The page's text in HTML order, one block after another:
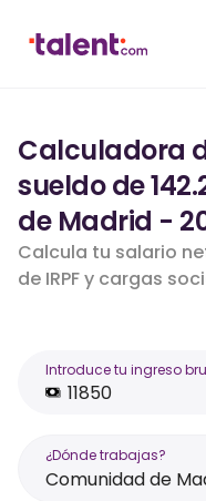
Calculadora
sueldo de
de Madrid -
Calcula tu salario
de IRPF y cargas
Introduce tu ingreso
¿Dónde trabajas?
Comunidad de